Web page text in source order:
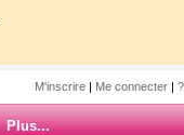
M'inscrire | Me connecter |
Plus...